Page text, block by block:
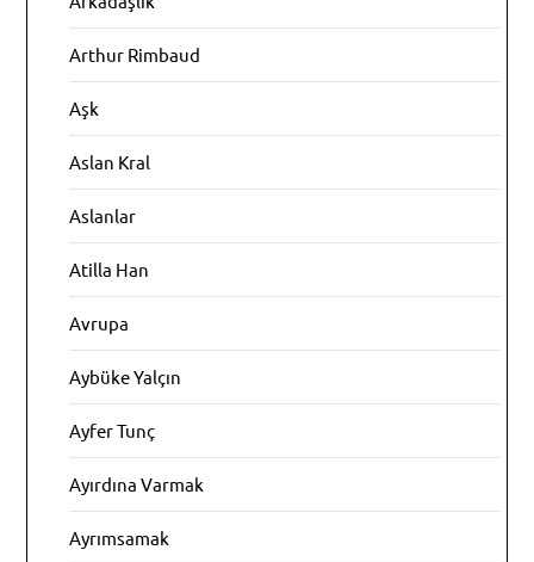
Arthur Rimbaud
Aşk
Aslan Kral
Aslanlar
Atilla Han
Avrupa
Aybüke Yalçın
Ayfer Tunç
Ayırdına Varmak
Ayrımsamak